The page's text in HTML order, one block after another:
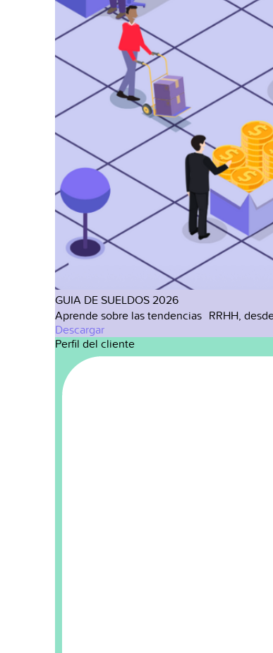
GUIA DE SUELDOS 2026
Aprende sobre las tendencias RRHH,
Descargar
Perfil del cliente